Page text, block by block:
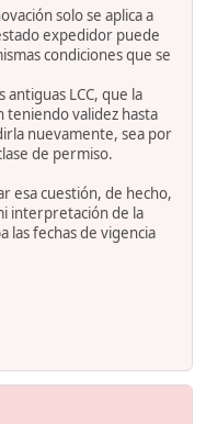
solo se aplica a
expedidor puede
condiciones que se
antiguas LCC, que la
teniendo validez hasta
nuevamente, sea por
de permiso.
esa cuestión, de hecho,
interpretación de la
las fechas de vigencia